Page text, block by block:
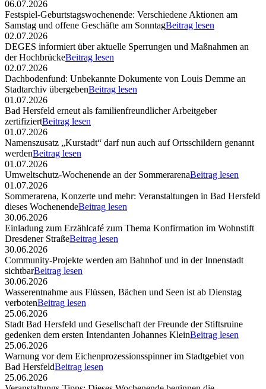
06.07.2026
Festspiel-Geburtstagswochenende: Verschiedene Aktionen am
Samstag und offene Geschäfte am SonntagBeitrag lesen
02.07.2026
DEGES informiert über aktuelle Sperrungen und Maßnahmen an
der HochbrückeBeitrag lesen
02.07.2026
Dachbodenfund: Unbekannte Dokumente von Louis Demme an
Stadtarchiv übergebenBeitrag lesen
01.07.2026
Bad Hersfeld erneut als familienfreundlicher Arbeitgeber
zertifiziertBeitrag lesen
01.07.2026
Namenszusatz „Kurstadt“ darf nun auch auf Ortsschildern genannt
werdenBeitrag lesen
01.07.2026
Umweltschutz-Wochenende an der SommerarenaBeitrag lesen
01.07.2026
Sommerarena, Konzerte und mehr: Veranstaltungen in Bad Hersfeld
dieses WochenendeBeitrag lesen
30.06.2026
Einladung zum Erzählcafé zum Thema Konfirmation im Wohnstift
Dresdener StraßeBeitrag lesen
30.06.2026
Community-Projekte werden am Bahnhof und in der Innenstadt
sichtbarBeitrag lesen
30.06.2026
Wasserentnahme aus Flüssen, Bächen und Seen ist ab Dienstag
verbotenBeitrag lesen
25.06.2026
Stadt Bad Hersfeld und Gesellschaft der Freunde der Stiftsruine
gedenken dem ersten Intendanten Johannes KleinBeitrag lesen
25.06.2026
Warnung vor dem Eichenprozessionsspinner im Stadtgebiet von
Bad HersfeldBeitrag lesen
25.06.2026